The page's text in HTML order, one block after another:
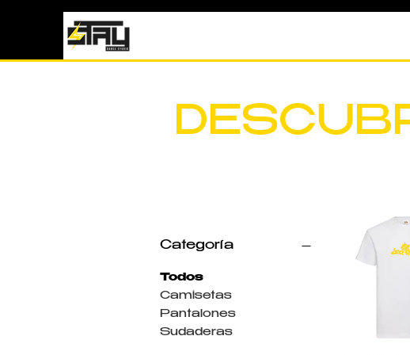
Categoría
Todos
Camisetas
Pantalones
Sudaderas